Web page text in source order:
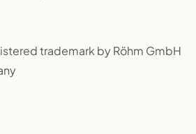
trademark by Röhm GmbH